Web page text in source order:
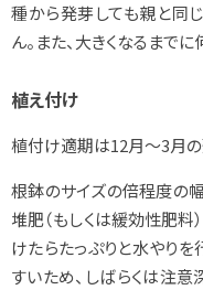
種から発芽しても親と同
ん。また、大きくなるまで
植え付け
植付け適期は12月～3月
根鉢のサイズの倍程度の
堆肥（もしくは緩効性肥料
けたらたっぷりと水やり
すいため、しばらくは注意